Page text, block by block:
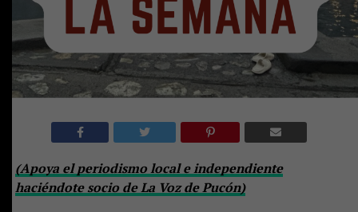
(Apoya el periodismo local e independiente
haciéndote socio de La Voz de Pucón)